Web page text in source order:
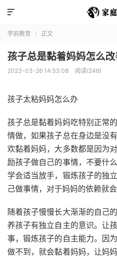

学前教育  正文
孩子总是黏着妈妈怎么
2023-03-26 14:53:08 阅读(246)
孩子太粘妈妈怎么办
孩子总是黏着妈妈吃特别正常
情做，如果孩子总在身边是没
欢黏着妈妈，大多数都是因为
励孩子做自己的事情，不要什
学会适当放手，锻炼孩子的独
己做事情，对于妈妈的依赖就会
随着孩子慢慢长大渐渐的自己
养孩子有独立自主的意识。让
事，锻炼孩子的自主能力。因
做不到，就会黏着妈妈，让妈